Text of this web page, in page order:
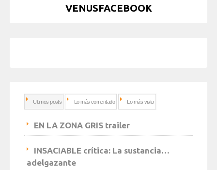
VENUSFACEBOOK
Ultimos posts Lo más comentado Lo más visto
EN LA ZONA GRIS trailer
INSACIABLE crítica: La sustancia…
adelgazante